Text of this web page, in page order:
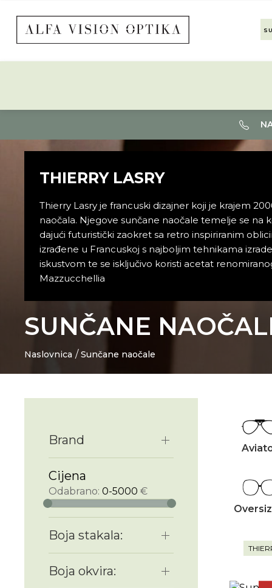
THIERRY LASRY
Thierry Lasry je francuski dizajner koji je krajem
naočala. Njegove sunčane naočale temelje se na
dajući futuristički zaokret sa retro inspiriranim
izrađene u Francuskoj s najboljim tehnikama
iskustvom te se isključivo koristi acetat
Mazzucchellia
SUNČANE
Naslovnica Sunčane naočale
Brand
Cijena
Odabrano: 0-5000 €
Boja stakala:
Boja okvira: